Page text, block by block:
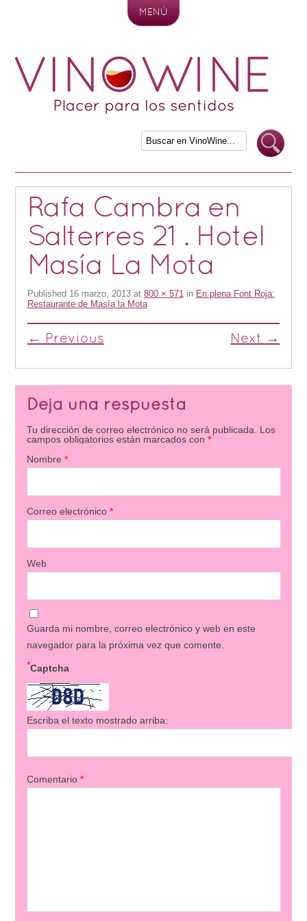
MENÚ
Rafa Cambra en
Salterres 21 . Hotel
Masía La Mota
Published 16 marzo, 2013at 800 × 571in En plena Font Roja:
Restaurante de Masía la Mota
← Previous Next →
Deja una respuesta
Tu dirección de correo electrónico no será publicada. Los
campos obligatorios están marcados con *
Nombre *
Correo electrónico *
Web
Guarda mi nombre, correo electrónico y web en este
navegador para la próxima vez que comente.
Captcha
*
Escriba el texto mostrado arriba:
Comentario *